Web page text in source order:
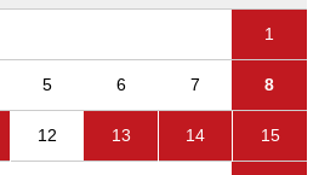
1
5 6 7 8
12 13 14 15